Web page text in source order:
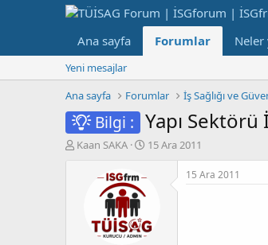
Ana sayfa Forumlar Neler
Yeni mesajlar
Ana sayfa
Forumlar İş Sağlığı ve
Bilgi : Yapı Sektörü
K
Kaan SAKA
B
g
15 Ara 2011
15 Ara 2011